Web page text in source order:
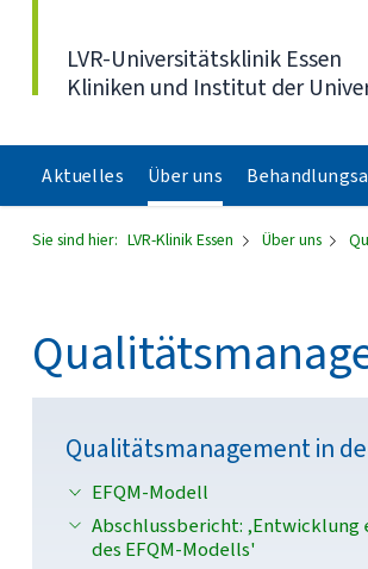
LVR-Universitätsklinik Essen
Kliniken und Institut der
Aktuelles Über uns
Sie sind hier: LVR-Klinik Essen Über uns
Qualitätsmanagement in
EFQM-Modell
Abschlussbericht:
des EFQM-Modells'